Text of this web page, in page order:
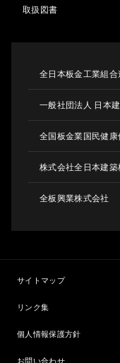
取扱図書
全日本板金工業組合
一般社団法人 日本
全国板金業国民健康
株式会社全日本建
全板興業株式会社
サイトマップ
リンク集
個人情報保護方針
お問い合わせ